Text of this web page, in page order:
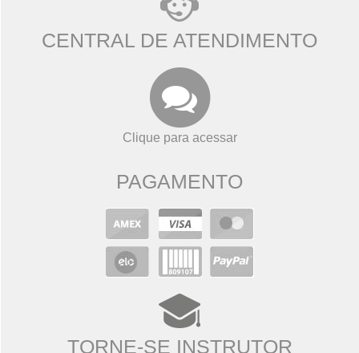
CENTRAL DE ATENDIMENTO
Clique para acessar
PAGAMENTO
TORNE-SE INSTRUTOR